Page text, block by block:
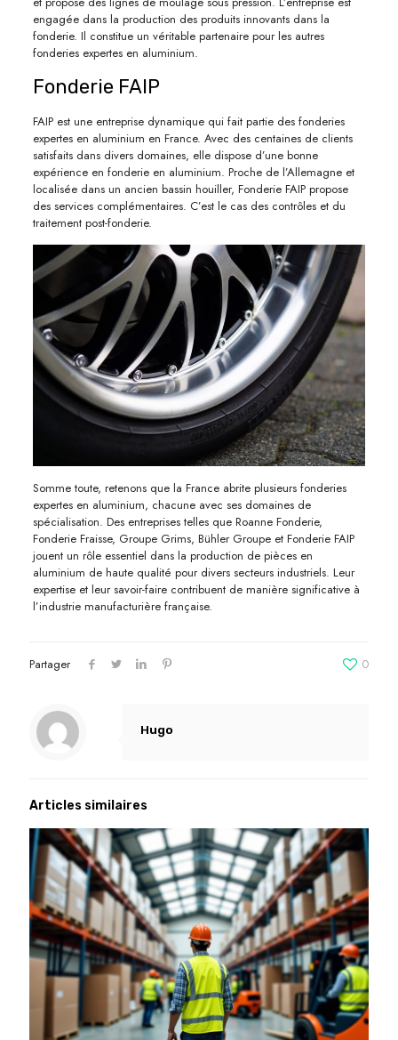
engagée dans la production des produits innovants dans la
fonderie. Il constitue un véritable partenaire pour les autres
fonderies expertes en aluminium.
Fonderie FAIP
FAIP est une entreprise dynamique qui fait partie des fonderies
expertes en aluminium en France. Avec des centaines de clients
satisfaits dans divers domaines, elle dispose d’une bonne
expérience en fonderie en aluminium. Proche de l’Allemagne et
localisée dans un ancien bassin houiller, Fonderie FAIP propose
des services complémentaires. C’est le cas des contrôles et du
traitement post-fonderie.
Somme toute, retenons que la France abrite plusieurs fonderies
expertes en aluminium, chacune avec ses domaines de
spécialisation. Des entreprises telles que Roanne Fonderie,
Fonderie Fraisse, Groupe Grims, Bühler Groupe et Fonderie FAIP
jouent un rôle essentiel dans la production de pièces en
aluminium de haute qualité pour divers secteurs industriels. Leur
expertise et leur savoir-faire contribuent de manière significative à
l’industrie manufacturière française.
Partager 0
Hugo
Articles similaires